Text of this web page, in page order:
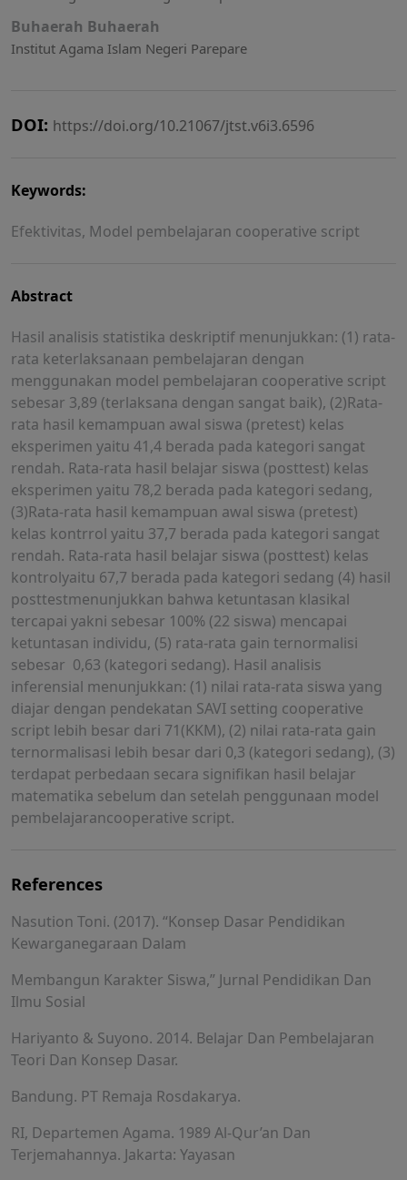
Buhaerah Buhaerah
Institut Agama Islam Negeri Parepare
DOI: https://doi.org/10.21067/jtst.v6i3.6596
Keywords:
Efektivitas, Model pembelajaran cooperative script
Abstract
Hasil analisis statistika deskriptif menunjukkan: (1) rata-
rata keterlaksanaan pembelajaran dengan
menggunakan model pembelajaran cooperative script
sebesar 3,89 (terlaksana dengan sangat baik), (2)Rata-
rata hasil kemampuan awal siswa (pretest) kelas
eksperimen yaitu 41,4 berada pada kategori sangat
rendah. Rata-rata hasil belajar siswa (posttest) kelas
eksperimen yaitu 78,2 berada pada kategori sedang,
(3)Rata-rata hasil kemampuan awal siswa (pretest)
kelas kontrrol yaitu 37,7 berada pada kategori sangat
rendah. Rata-rata hasil belajar siswa (posttest) kelas
kontrolyaitu 67,7 berada pada kategori sedang (4) hasil
posttestmenunjukkan bahwa ketuntasan klasikal
tercapai yakni sebesar 100% (22 siswa) mencapai
ketuntasan individu, (5) rata-rata gain ternormalisi
sebesar 0,63 (kategori sedang). Hasil analisis
inferensial menunjukkan: (1) nilai rata-rata siswa yang
diajar dengan pendekatan SAVI setting cooperative
script lebih besar dari 71(KKM), (2) nilai rata-rata gain
ternormalisasi lebih besar dari 0,3 (kategori sedang), (3)
terdapat perbedaan secara signifikan hasil belajar
matematika sebelum dan setelah penggunaan model
pembelajarancooperative script.
References
Nasution Toni. (2017). “Konsep Dasar Pendidikan
Kewarganegaraan Dalam
Membangun Karakter Siswa,” Jurnal Pendidikan Dan
Ilmu Sosial
Hariyanto & Suyono. 2014. Belajar Dan Pembelajaran
Teori Dan Konsep Dasar.
Bandung. PT Remaja Rosdakarya.
RI, Departemen Agama. 1989 Al-Qur’an Dan
Terjemahannya. Jakarta: Yayasan